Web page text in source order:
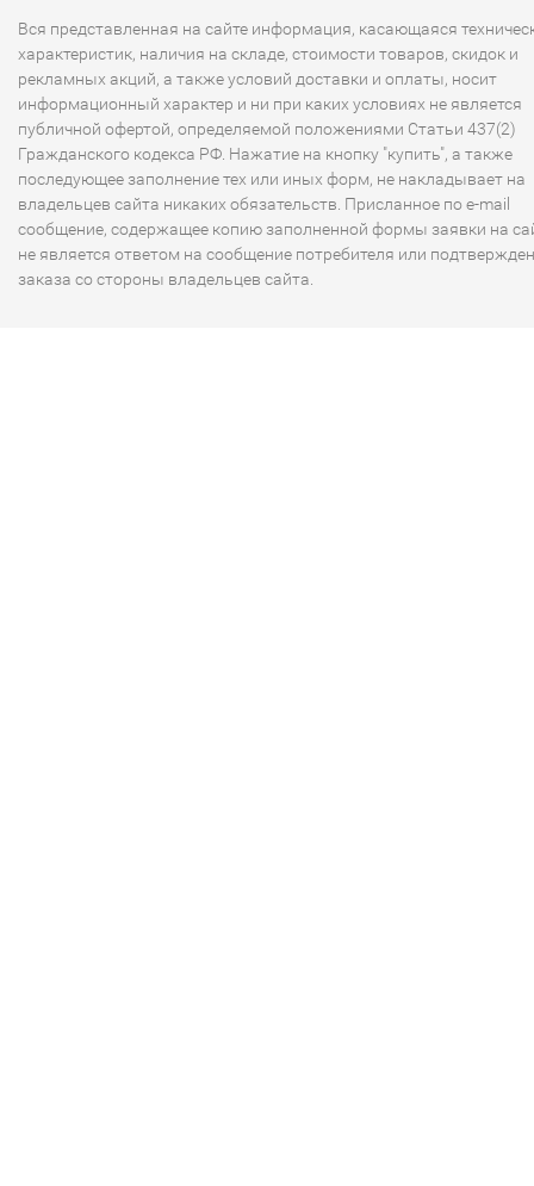
Вся представленная на сайте информация, касающаяся
характеристик, наличия на складе, стоимости товаров, скидок и
рекламных акций, а также условий доставки и оплаты, носит
информационный характер и ни при каких условиях не является
публичной офертой, определяемой положениями Статьи 437(2)
Гражданского кодекса РФ. Нажатие на кнопку "купить", а также
последующее заполнение тех или иных форм, не накладывает на
владельцев сайта никаких обязательств. Присланное по e-mail
сообщение, содержащее копию заполненной формы заявки на
не является ответом на сообщение потребителя или
заказа со стороны владельцев сайта.